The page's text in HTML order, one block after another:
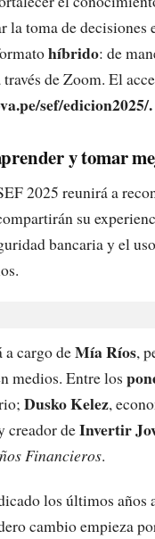
la toma de
híbrido: de
de Zoom. El
sef/edicion2025/.
y tomar
2025 reunirá a
su
bancaria y el
cargo deMía Ríos,
medios. Entre los
Dusko Kelez,
creador deInvertir
Financieros.
los últimos
cambio empieza